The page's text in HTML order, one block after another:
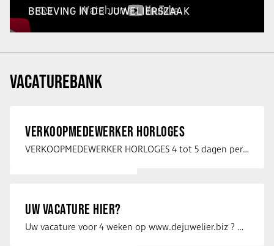
BELEVING IN DE JUWELIERSZAAK
VACATUREBANK
VERKOOPMEDEWERKER HORLOGES
VERKOOPMEDEWERKER HORLOGES 4 tot 5 dagen per week Heb jij een passie voor …
UW VACATURE HIER?
Uw vacature voor 4 weken op www.dejuwelier.biz ? Neem dan contact op met …